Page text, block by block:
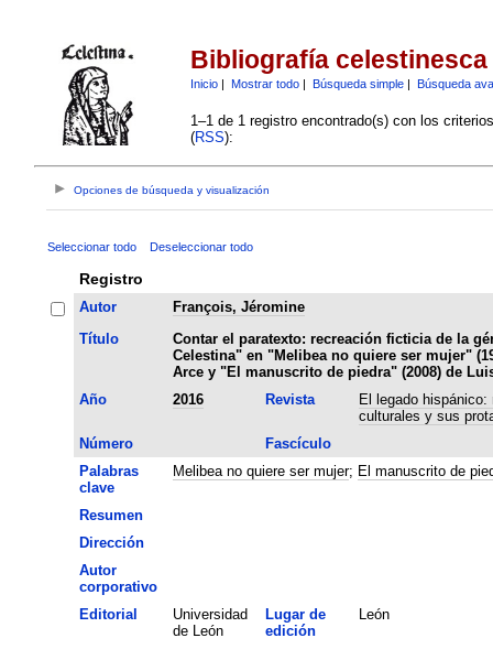
Bibliografía celestinesca
Inicio| Mostrar todo| Búsqueda simple| Búsqueda
1–1 de 1 registro encontrado(s) con los
(RSS):
Opciones de búsqueda y visualización
Seleccionar todo Deseleccionar todo
Registro
Autor
François, Jéromine
Título
Contar el paratexto: recreación ficticia de la
Celestina" en "Melibea no quiere ser mujer"
Arce y "El manuscrito de piedra" (2008) de
Año
2016 Revista
El legado
culturales y sus
Número
Fascículo
Palabras
clave
Melibea no quiere ser mujer; El manuscrito de
Resumen
Dirección
Autor
corporativo
Editorial
Universidad
de León
Lugar de
edición
León